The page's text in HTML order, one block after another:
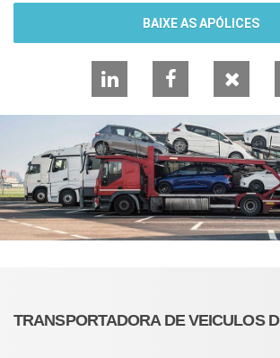
BAIXE AS APÓLICES
LinkedInFacebook
TRANSPORTADORA DE VEICULOS